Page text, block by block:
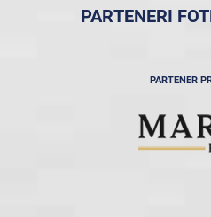
PARTENERI
PARTENER